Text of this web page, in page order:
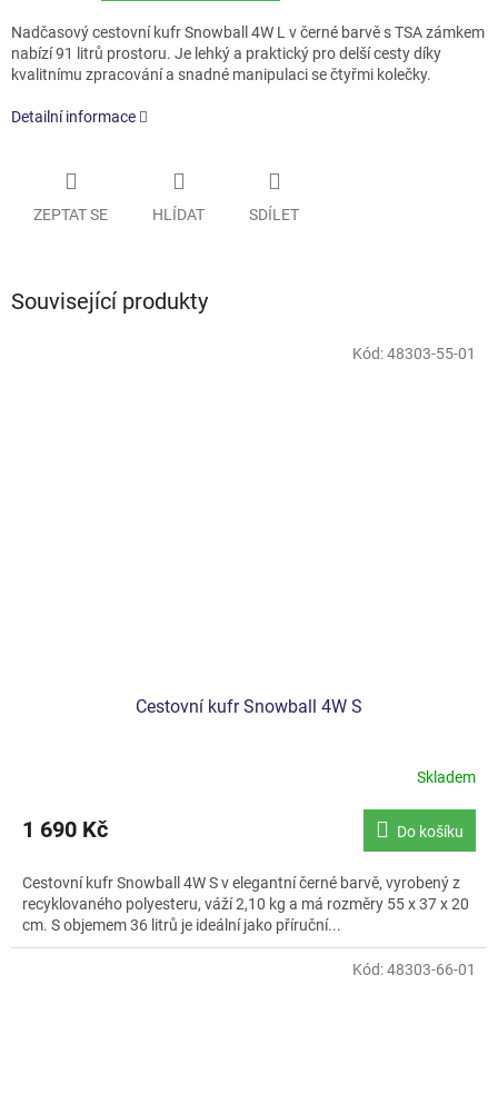
Nadčasový cestovní kufr Snowball 4W L v černé barvě s TSA zámkem
nabízí 91 litrů prostoru. Je lehký a praktický pro delší cesty díky
kvalitnímu zpracování a snadné manipulaci se čtyřmi kolečky.
Detailní informace
ZEPTAT SE HLÍDAT SDÍLET
Související produkty
Cestovní kufr Snowball 4W S
Skladem
1 690 Kč Do košíku
Cestovní kufr Snowball 4W S v elegantní černé barvě, vyrobený z
recyklovaného polyesteru, váží 2,10 kg a má rozměry 55 x 37 x 20
cm. S objemem 36 litrů je ideální jako příruční...
Kód:48303-55-01
Kód:48303-66-01